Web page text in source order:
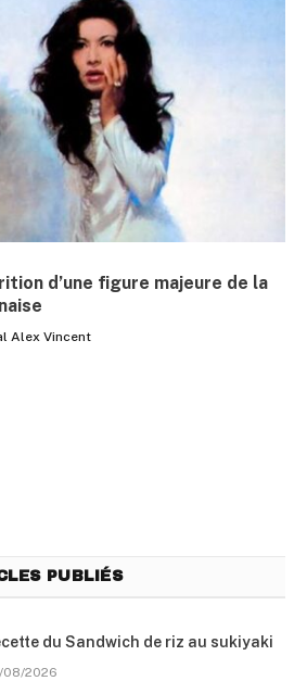
d’une figure majeure de la
Alex Vincent
PUBLIÉS
du Sandwich de riz au sukiyaki
08/2026